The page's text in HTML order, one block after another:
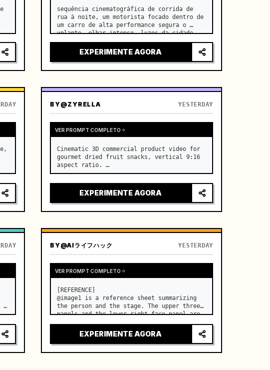
sequência cinematográfica de corrida de
rua à noite, um motorista focado dentro de
um carro de alta performance segura o
volante, olhar intenso, luzes da cidade
refletindo no para-brisa, tensão
aumentando antes da aceleração repentina
câmera: sistema rápido d…
EXPERIMENTE AGORA
BY@ZYRELLA YESTERDAY
VER PROMPT COMPLETO
Cinematic 3D commercial product video for
gourmet dried fruit snacks, vertical 9:16
aspect ratio. …
EXPERIMENTE AGORA
BY@AIライフハック YESTERDAY
VER PROMPT COMPLETO
[REFERENCE]
@image1 is a reference sheet summarizing
the person and the stage. The upper three
panels and the lower right face panel are
hair, body type, costume, and whole body
of the same woman appearing alone in the
vi…
EXPERIMENTE AGORA